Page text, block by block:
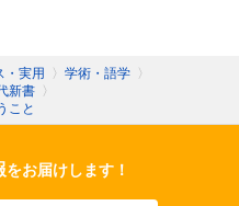
・実用 〉 学術・語学 〉
新書 〉
こと
をお届けします！